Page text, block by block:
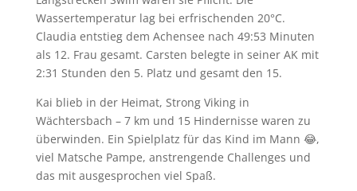
Wassertemperatur lag bei erfrischenden 20°C.
Claudia entstieg dem Achensee nach 49:53 Minuten
als 12. Frau gesamt. Carsten belegte in seiner AK mit
2:31 Stunden den 5. Platz und gesamt den 15.
Kai blieb in der Heimat, Strong Viking in
Wächtersbach – 7 km und 15 Hindernisse waren zu
überwinden. Ein Spielplatz für das Kind im Mann 😂,
viel Matsche Pampe, anstrengende Challenges und
das mit ausgesprochen viel Spaß.